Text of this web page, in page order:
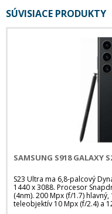
SÚVISIACE PRODUKTY
SAMSUNG S918 GALAXY
S23 Ultra ma 6,8-palcový
1440 x 3088. Procesor
(4nm). 200 Mpx (f/1.7)
teleobjektív 10 Mpx (f/2.4) a